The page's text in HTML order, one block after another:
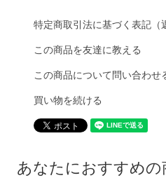
特定商取引法に基づく表記（
この商品を友達に教える
この商品について問い合わせ
買い物を続ける
あなたにおすすめの